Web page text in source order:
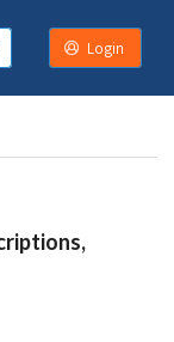
Login